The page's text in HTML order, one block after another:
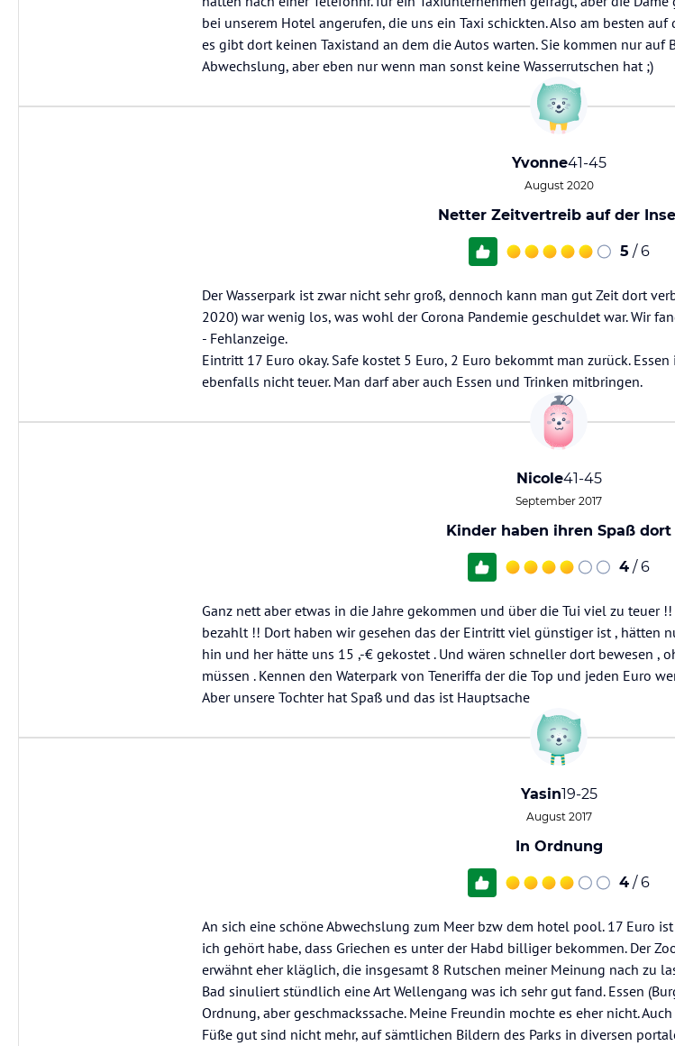
bei unserem Hotel angerufen, die uns ein Taxi schickten. Also am besten
es gibt dort keinen Taxistand an dem die Autos warten. Sie kommen nur auf
Abwechslung, aber eben nur wenn man sonst keine Wasserrutschen hat ;)
Yvonne41-45
August 2020
Netter Zeitvertreib auf der
5 / 6
Der Wasserpark ist zwar nicht sehr groß, dennoch kann man gut Zeit dort
2020) war wenig los, was wohl der Corona Pandemie geschuldet war. Wir
- Fehlanzeige.
Eintritt 17 Euro okay. Safe kostet 5 Euro, 2 Euro bekommt man zurück.
ebenfalls nicht teuer. Man darf aber auch Essen und Trinken mitbringen.
Nicole41-45
September 2017
Kinder haben ihren Spaß dort
4 / 6
Ganz nett aber etwas in die Jahre gekommen und über die Tui viel zu teuer
bezahlt !! Dort haben wir gesehen das der Eintritt viel günstiger ist , hätten
hin und her hätte uns 15 ,-€ gekostet . Und wären schneller dort bewesen ,
müssen . Kennen den Waterpark von Teneriffa der die Top und jeden Euro
Aber unsere Tochter hat Spaß und das ist Hauptsache
Yasin19-25
August 2017
In Ordnung
4 / 6
An sich eine schöne Abwechslung zum Meer bzw dem hotel pool. 17 Euro
ich gehört habe, dass Griechen es unter der Habd billiger bekommen. Der
erwähnt eher kläglich, die insgesamt 8 Rutschen meiner Meinung nach zu
Bad sinuliert stündlich eine Art Wellengang was ich sehr gut fand. Essen
Ordnung, aber geschmackssache. Meine Freundin mochte es eher nicht.
Füße gut sind nicht mehr, auf sämtlichen Bildern des Parks in diversen